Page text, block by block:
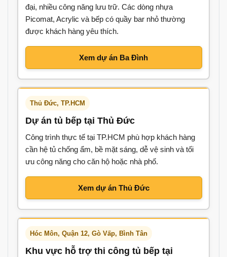
đại, nhiều công năng lưu trữ. Các dòng nhựa
Picomat, Acrylic và bếp có quầy bar nhỏ thường
được khách hàng yêu thích.
Xem dự án Ba Đình
Thủ Đức, TP.HCM
Dự án tủ bếp tại Thủ Đức
Công trình thực tế tại TP.HCM phù hợp khách hàng
cần hệ tủ chống ẩm, bề mặt sáng, dễ vệ sinh và tối
ưu công năng cho căn hộ hoặc nhà phố.
Xem dự án Thủ Đức
Hóc Môn, Quận 12, Gò Vấp, Bình Tân
Khu vực hỗ trợ thi công tủ bếp tại